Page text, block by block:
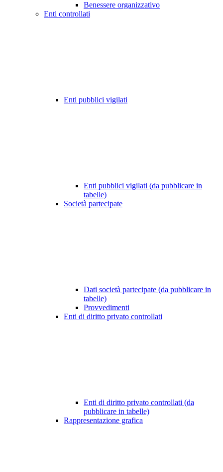
Benessere organizzativo
Enti controllati
Enti pubblici vigilati
Enti pubblici vigilati (da pubblicare in
tabelle)
Società partecipate
Dati società partecipate (da pubblicare in
tabelle)
Provvedimenti
Enti di diritto privato controllati
Enti di diritto privato controllati (da
pubblicare in tabelle)
Rappresentazione grafica